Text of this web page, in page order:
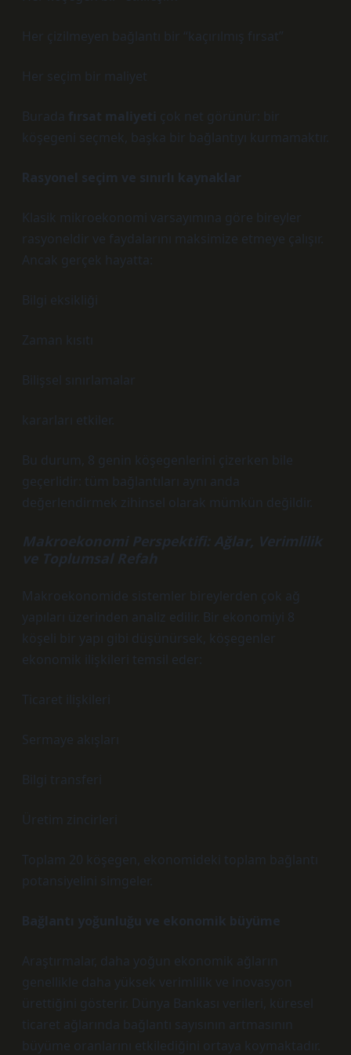
Her çizilmeyen bağlantı bir “kaçırılmış fırsat”
Her seçim bir maliyet
Burada fırsat maliyeti çok net görünür: bir
köşegeni seçmek, başka bir bağlantıyı kurmamaktır.
Rasyonel seçim ve sınırlı kaynaklar
Klasik mikroekonomi varsayımına göre bireyler
rasyoneldir ve faydalarını maksimize etmeye çalışır.
Ancak gerçek hayatta:
Bilgi eksikliği
Zaman kısıtı
Bilişsel sınırlamalar
kararları etkiler.
Bu durum, 8 genin köşegenlerini çizerken bile
geçerlidir: tüm bağlantıları aynı anda
değerlendirmek zihinsel olarak mümkün değildir.
Makroekonomi Perspektifi: Ağlar, Verimlilik
ve Toplumsal Refah
Makroekonomide sistemler bireylerden çok ağ
yapıları üzerinden analiz edilir. Bir ekonomiyi 8
köşeli bir yapı gibi düşünürsek, köşegenler
ekonomik ilişkileri temsil eder:
Ticaret ilişkileri
Sermaye akışları
Bilgi transferi
Üretim zincirleri
Toplam 20 köşegen, ekonomideki toplam bağlantı
potansiyelini simgeler.
Bağlantı yoğunluğu ve ekonomik büyüme
Araştırmalar, daha yoğun ekonomik ağların
genellikle daha yüksek verimlilik ve inovasyon
ürettiğini gösterir. Dünya Bankası verileri, küresel
ticaret ağlarında bağlantı sayısının artmasının
büyüme oranlarını etkilediğini ortaya koymaktadır.